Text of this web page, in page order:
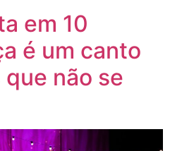
em 10
é um canto
não se